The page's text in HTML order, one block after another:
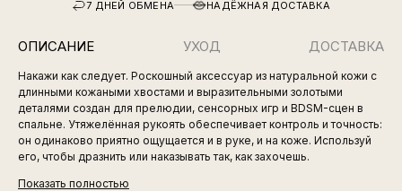
7 ДНЕЙ ОБМЕНА НАДЁЖНАЯ ДОСТАВКА
ОПИСАНИЕ УХОД ДОСТАВКА
Накажи как следует. Роскошный аксессуар из натуральной кожи с
длинными кожаными хвостами и выразительными золотыми
деталями создан для прелюдии, сенсорных игр и BDSM-сцен в
спальне. Утяжелённая рукоять обеспечивает контроль и точность:
он одинаково приятно ощущается и в руке, и на коже. Используй
его, чтобы дразнить или наказывать так, как захочешь.
Показать полностью